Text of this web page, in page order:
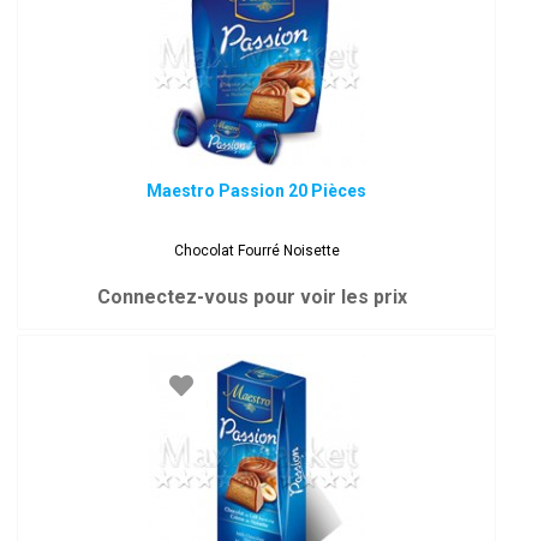
Maestro Passion 20 Pièces
Chocolat Fourré Noisette
Connectez-vous pour voir les prix